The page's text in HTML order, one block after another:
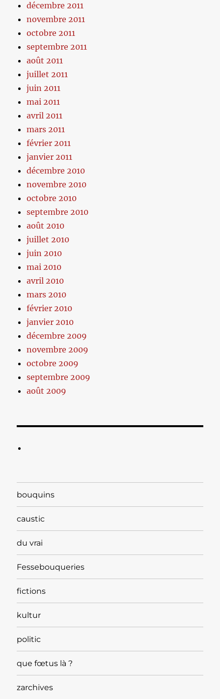
décembre 2011
novembre 2011
octobre 2011
septembre 2011
août 2011
juillet 2011
juin 2011
mai 2011
avril 2011
mars 2011
février 2011
janvier 2011
décembre 2010
novembre 2010
octobre 2010
septembre 2010
août 2010
juillet 2010
juin 2010
mai 2010
avril 2010
mars 2010
février 2010
janvier 2010
décembre 2009
novembre 2009
octobre 2009
septembre 2009
août 2009
bouquins
caustic
du vrai
Fessebouqueries
fictions
kultur
politic
que fœtus là ?
zarchives